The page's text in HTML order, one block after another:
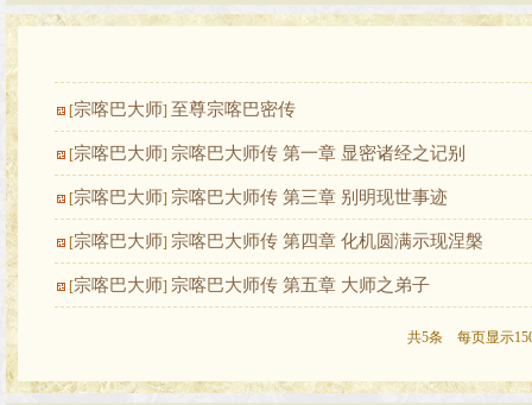
[宗喀巴大师] 至尊宗喀巴密传
[宗喀巴大师] 宗喀巴大师传 第一章 显密诸经之记别
[宗喀巴大师] 宗喀巴大师传 第三章 别明现世事迹
[宗喀巴大师] 宗喀巴大师传 第四章 化机圆满示现涅槃
[宗喀巴大师] 宗喀巴大师传 第五章 大师之弟子
共5条 每页显示